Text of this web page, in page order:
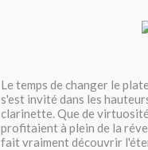
Le temps de changer le
s'est invité dans les
clarinette. Que de
profitaient à plein de la
fait vraiment découvrir